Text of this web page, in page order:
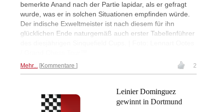
bemerkte Anand nach der Partie lapidar, als er gefragt
wurde, was er in solchen Situationen empfinden würde.
Der indische Exweltmeister ist nach diesem für ihn
glücklichen Ende naturgemäß auch erster Tabellenführer
Mehr... Kommentare 2
Leinier Dominguez
gewinnt in Dortmund